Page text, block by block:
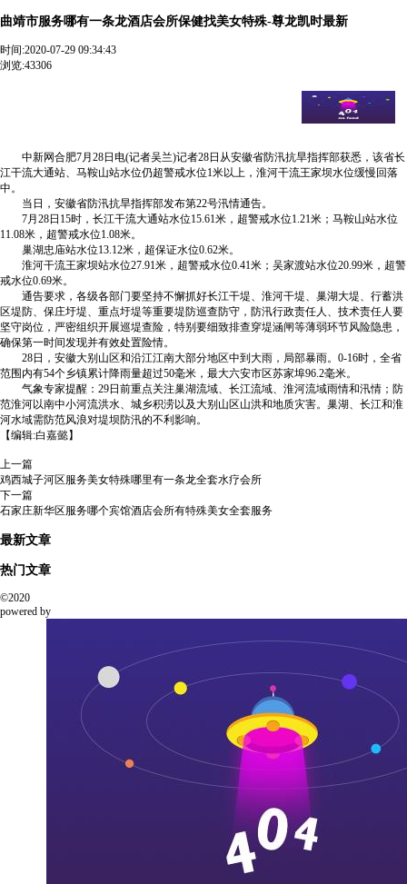
曲靖市服务哪有一条龙酒店会所保健找美女特殊-尊龙凯时最新
时间:2020-07-29 09:34:43
浏览:43306
4499２秀秀】全天24小时安排【 v:36２4499２秀秀】十五分钟我
们一定能送到您指定地点. 淮河干流王家坝水位缓慢回落 长江干
中新网合肥7月28日电(记者吴兰)记者28日从安徽省防汛抗旱指挥部获悉，该省长
江干流大通站、马鞍山站水位仍超警戒水位1米以上，淮河干流王家坝水位缓慢回落
中。
当日，安徽省防汛抗旱指挥部发布第22号汛情通告。
7月28日15时，长江干流大通站水位15.61米，超警戒水位1.21米；马鞍山站水位
11.08米，超警戒水位1.08米。
巢湖忠庙站水位13.12米，超保证水位0.62米。
淮河干流王家坝站水位27.91米，超警戒水位0.41米；吴家渡站水位20.99米，超警
戒水位0.69米。
通告要求，各级各部门要坚持不懈抓好长江干堤、淮河干堤、巢湖大堤、行蓄洪
区堤防、保庄圩堤、重点圩堤等重要堤防巡查防守，防汛行政责任人、技术责任人要
坚守岗位，严密组织开展巡堤查险，特别要细致排查穿堤涵闸等薄弱环节风险隐患，
确保第一时间发现并有效处置险情。
28日，安徽大别山区和沿江江南大部分地区中到大雨，局部暴雨。0-16时，全省
范围内有54个乡镇累计降雨量超过50毫米，最大六安市区苏家埠96.2毫米。
气象专家提醒：29日前重点关注巢湖流域、长江流域、淮河流域雨情和汛情；防
范淮河以南中小河流洪水、城乡积涝以及大别山区山洪和地质灾害。巢湖、长江和淮
河水域需防范风浪对堤坝防汛的不利影响。
【编辑:白嘉懿】
上一篇
鸡西城子河区服务美女特殊哪里有一条龙全套水疗会所
下一篇
石家庄新华区服务哪个宾馆酒店会所有特殊美女全套服务
最新文章
热门文章
©2020
powered by